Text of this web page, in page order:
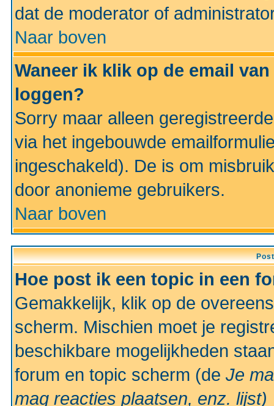
dat de moderator of
Naar boven
Waneer ik klik op de email
loggen?
Sorry maar alleen
via het ingebouwde
ingeschakeld). De is om
door anonieme gebruikers.
Naar boven
Hoe post ik een topic in een
Gemakkelijk, klik op de
scherm. Mischien moet je
beschikbare mogelijkheden
forum en topic scherm (de Je
mag reacties plaatsen, enz. lijst)